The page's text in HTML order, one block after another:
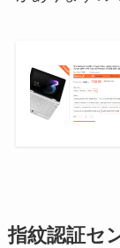
指紋認証セ